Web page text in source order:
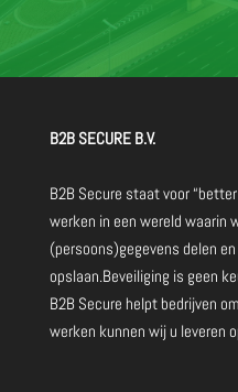
B2B SECURE B.V.
B2B Secure staat voor
werken in een wereld waarin
(persoons)gegevens delen
opslaan.Beveiliging is geen
B2B Secure helpt bedrijven
werken kunnen wij u leveren